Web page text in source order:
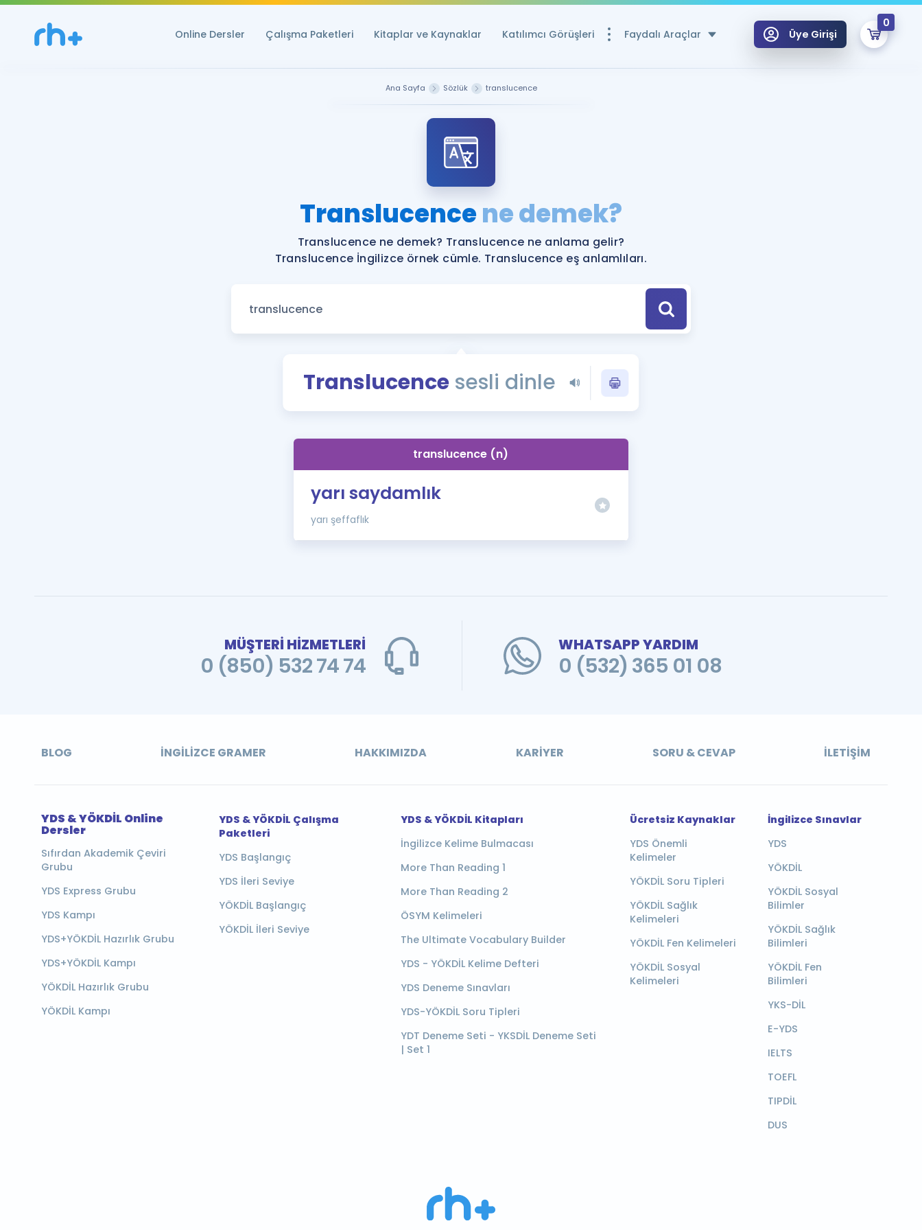
Online Dersler Çalışma Paketleri Kitaplar ve Kaynaklar Katılımcı Görüşleri Faydalı Araçlar
Ücretsiz Kaynaklar
YDS ve YÖKDİL Puan Hesaplama Aracı
YDS ve YÖKDİL'e Hazırlananlar için Öneriler
Tüm ÖSYM Sınavları Tek Takvimde
Blog
YDS - YÖKDİL Tüm Sınavlarla İlgili Haberler
İngilizce Gramer
Üye Girişi
0
Remzi Hoca ile seni sınava hazırlayacak onlarca eğitim seni bekliyor!
Ana Sayfa Sözlük translucence
Translucencene demek?
Translucence ne demek? Translucence ne anlama gelir?
Translucence İngilizce örnek cümle. Translucence eş anlamlıları.
Translucence sesli dinle
translucence (n)
yarı saydamlık
yarı şeffaflık
MÜŞTERİ HİZMETLERİ
0 (850) 532 74 74
WHATSAPP YARDIM
0 (532) 365 01 08
BLOG İNGILIZCE GRAMER HAKKIMIZDA KARIYER SORU & CEVAP İLETIŞIM
YDS & YÖKDİL Online
Dersler
Sıfırdan Akademik Çeviri
Grubu
YDS Express Grubu
YDS Kampı
YDS+YÖKDİL Hazırlık Grubu
YDS+YÖKDİL Kampı
YÖKDİL Hazırlık Grubu
YÖKDİL Kampı
YDS & YÖKDİL Çalışma
Paketleri
YDS Başlangıç
YDS İleri Seviye
YÖKDİL Başlangıç
YÖKDİL İleri Seviye
YDS & YÖKDİL Kitapları
İngilizce Kelime Bulmacası
More Than Reading 1
More Than Reading 2
ÖSYM Kelimeleri
The Ultimate Vocabulary Builder
YDS - YÖKDİL Kelime Defteri
YDS Deneme Sınavları
YDS-YÖKDİL Soru Tipleri
YDT Deneme Seti - YKSDİL Deneme Seti
| Set 1
Ücretsiz Kaynaklar
YDS Önemli
Kelimeler
YÖKDİL Soru Tipleri
YÖKDİL Sağlık
Kelimeleri
YÖKDİL Fen Kelimeleri
YÖKDİL Sosyal
Kelimeleri
İngilizce Sınavlar
YDS
YÖKDİL
YÖKDİL Sosyal
Bilimler
YÖKDİL Sağlık
Bilimleri
YÖKDİL Fen
Bilimleri
YKS-DİL
E-YDS
IELTS
TOEFL
TIPDİL
DUS